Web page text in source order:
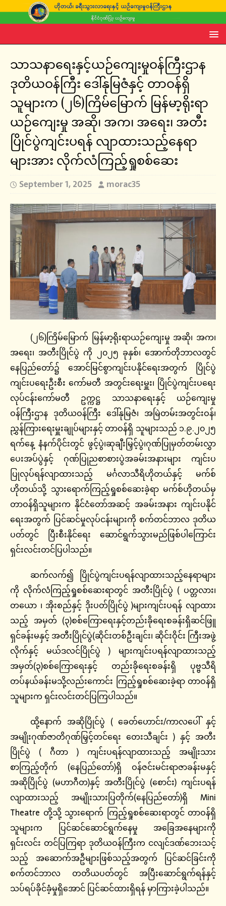
သာသနာရေးနှင့်ယဉ်ကျေးမှုဝန်ကြီးဌာန
ဒုတိယဝန်ကြီး ဒေါ်နုမြဇံနှင့် တာဝန်ရှိ
သူများက (၂၆)ကြိမ်မြောက် မြန်မာ့ရိုးရာ
ယဉ်ကျေးမှု အဆို၊ အက၊ အရေး၊ အတီး
ပြိုင်ပွဲကျင်းပရန် လျာထားသည့်နေရာ
များအား လိုက်လံကြည့်ရှုစစ်ဆေး
September 1, 2025 morac35
(၂၆)ကြိမ်မြောက် မြန်မာ့ရိုးရာယဉ်ကျေးမှု အဆို၊ အက၊
အရေး၊ အတီးပြိုင်ပွဲ ကို ၂၀၂၅ ခုနှစ်၊ အောက်တိုဘာလတွင်
နေပြည်တော်၌ အောင်မြင်စွာကျင်းပနိုင်ရေးအတွက် ပြိုင်ပွဲ
ကျင်းပရေးဦးစီး ကော်မတီ အတွင်းရေးမှူး၊ ပြိုင်ပွဲကျင်းပရေး
လုပ်ငန်းကော်မတီ ဥက္ကဋ္ဌ သာသနာရေးနှင့် ယဉ်ကျေးမှု
ဝန်ကြီးဌာန ဒုတိယဝန်ကြီး ဒေါ်နုမြဇံ၊ အမြဲတမ်းအတွင်းဝန်၊
ညွှန်ကြားရေးမှူးချုပ်များနှင့် တာဝန်ရှိ သူများသည် ၁.၉.၂၀၂၅
ရက်နေ့ နံနက်ပိုင်းတွင် ဖွင့်ပွဲ၊ဆုချီးမြှင့်ပွဲ၊ဂုဏ်ပြုမှတ်တမ်းလွှာ
ပေးအပ်ပွဲနှင့် ဂုဏ်ပြုညစာစားပွဲအခမ်းအနားများ ကျင်းပ
ပြုလုပ်ရန်လျာထားသည့် မင်္ဂလာသီရိဟိုတယ်နှင့် မက်စ်
ဟိုတယ်သို့ သွားရောက်ကြည့်ရှုစစ်ဆေးခဲ့ရာ မက်စ်ဟိုတယ်မှ
တာဝန်ရှိသူများက နိုင်ငံတော်အဆင့် အခမ်းအနား ကျင်းပနိုင်
ရေးအတွက် ပြင်ဆင်မှုလုပ်ငန်းများကို စက်တင်ဘာလ ဒုတိယ
ပတ်တွင် ပြီးစီးနိုင်ရေး ဆောင်ရွက်သွားမည်ဖြစ်ပါကြောင်း
ရှင်းလင်းတင်ပြပါသည်။
ဆက်လက်၍ ပြိုင်ပွဲကျင်းပရန်လျာထားသည့်နေရာများ
ကို လိုက်လံကြည့်ရှုစစ်ဆေးရာတွင် အတီးပြိုင်ပွဲ ( ပတ္တလား၊
တယော ၊ အိုးစည်နှင့် ဒိုးပတ်ပြိုင်ပွဲ )များကျင်းပရန် လျာထား
သည့် အမှတ် (၃)စစ်ကြောရေးနှင့်တည်းခိုရေးစခန်းရှိဆင်ဖြူ
ရှင်ခန်းမနှင့် အတီးပြိုင်ပွဲ(ဆိုင်းတစ်ဦးချင်း၊ ဆိုင်းဝိုင်း ကြီးအဖွဲ့
လိုက်နှင့် မယ်ဒလင်ပြိုင်ပွဲ ) များကျင်းပရန်လျာထားသည့်
အမှတ်(၃)စစ်ကြောရေးနှင့် တည်းခိုရေးစခန်းရှိ ပုဗ္ဗသီရိ
တပ်နယ်ခန်းမသို့လည်းကောင်း ကြည့်ရှုစစ်ဆေးခဲ့ရာ တာဝန်ရှိ
သူများက ရှင်းလင်းတင်ပြကြပါသည်။
ထို့နောက် အဆိုပြိုင်ပွဲ ( ခေတ်ဟောင်း/ကာလပေါ် နှင့်
အမျိုးဂုဏ်ဇာတိဂုဏ်မြှင့်တင်ရေး တေးသီချင်း ) နှင့် အတီး
ပြိုင်ပွဲ ( ဂီတာ ) ကျင်းပရန်လျာထားသည့် အမျိုးသား
စာကြည့်တိုက် (နေပြည်တော်)ရှိ ဝန်ဇင်းမင်းရာဇာခန်းမနှင့်
အဆိုပြိုင်ပွဲ (မဟာဂီတ)နှင့် အတီးပြိုင်ပွဲ (စောင်း) ကျင်းပရန်
လျာထားသည့် အမျိုးသားပြတိုက်(နေပြည်တော်)ရှိ Mini
Theatre တို့သို့ သွားရောက် ကြည့်ရှုစစ်ဆေးရာတွင် တာဝန်ရှိ
သူများက ပြင်ဆင်ဆောင်ရွက်နေမှု အခြေအနေများကို
ရှင်းလင်း တင်ပြကြရာ ဒုတိယဝန်ကြီးက ငလျင်ဒဏ်ဘေးသင့်
သည့် အဆောက်အဦများဖြစ်သည့်အတွက် ပြင်ဆင်ခြင်းကို
စက်တင်ဘာလ တတိယပတ်တွင် အပြီးဆောင်ရွက်ရန်နှင့်
သပ်ရပ်ခိုင်ခံ့မှုရှိအောင် ပြင်ဆင်ထားရှိရန် မှာကြားခဲ့ပါသည်။